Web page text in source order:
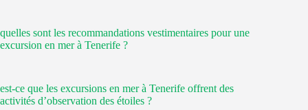
quelles sont les recommandations vestimentaires pour une
excursion en mer à Tenerife ?
est-ce que les excursions en mer à Tenerife offrent des
activités d’observation des étoiles ?